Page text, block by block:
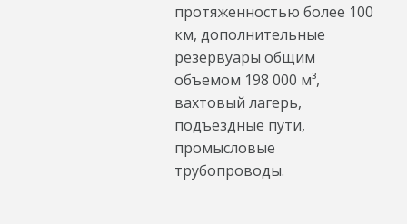
протяженностью более 100
км, дополнительные
резервуары общим
объемом 198 000 м³,
вахтовый лагерь,
подъездные пути,
промысловые
трубопроводы.